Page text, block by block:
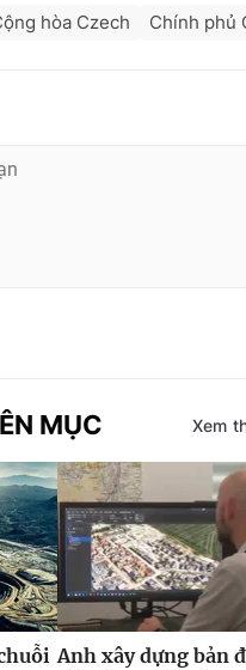
hòa Czech Chính phủ
MỤC Xem
Anh xây dựng bản